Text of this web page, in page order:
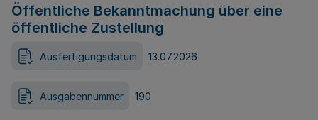
Öffentliche Bekanntmachung über eine
öffentliche Zustellung
Ausfertigungsdatum 13.07.2026
Ausgabennummer 190